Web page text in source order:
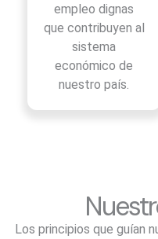
empleo dignas
que contribuyen al
sistema
económico de
nuestro país.
Los principios que guían